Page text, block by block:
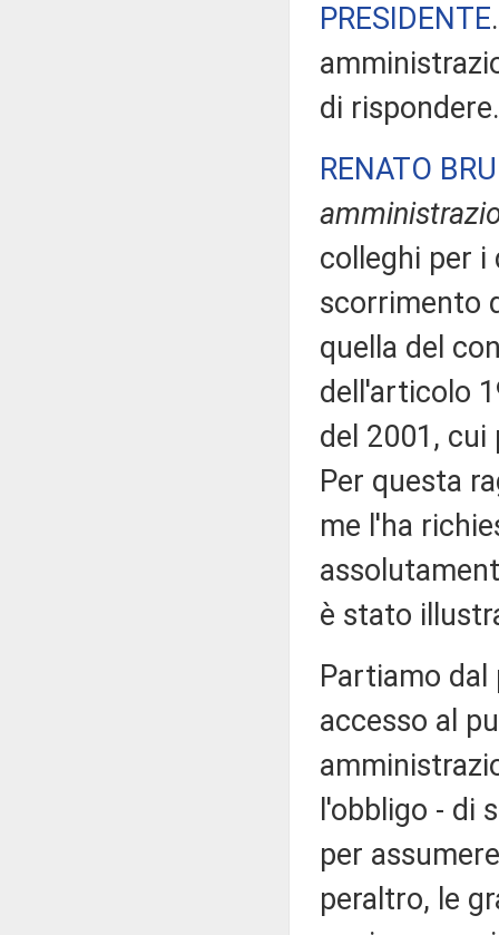
PRESIDENTE
di rispondere.
RENATO
colleghi per i
scorrimento
quella del
dell'articolo
del 2001,
Per questa
me l'ha
è stato
Partiamo
accesso al
l'obbligo - di
per
peraltro, le